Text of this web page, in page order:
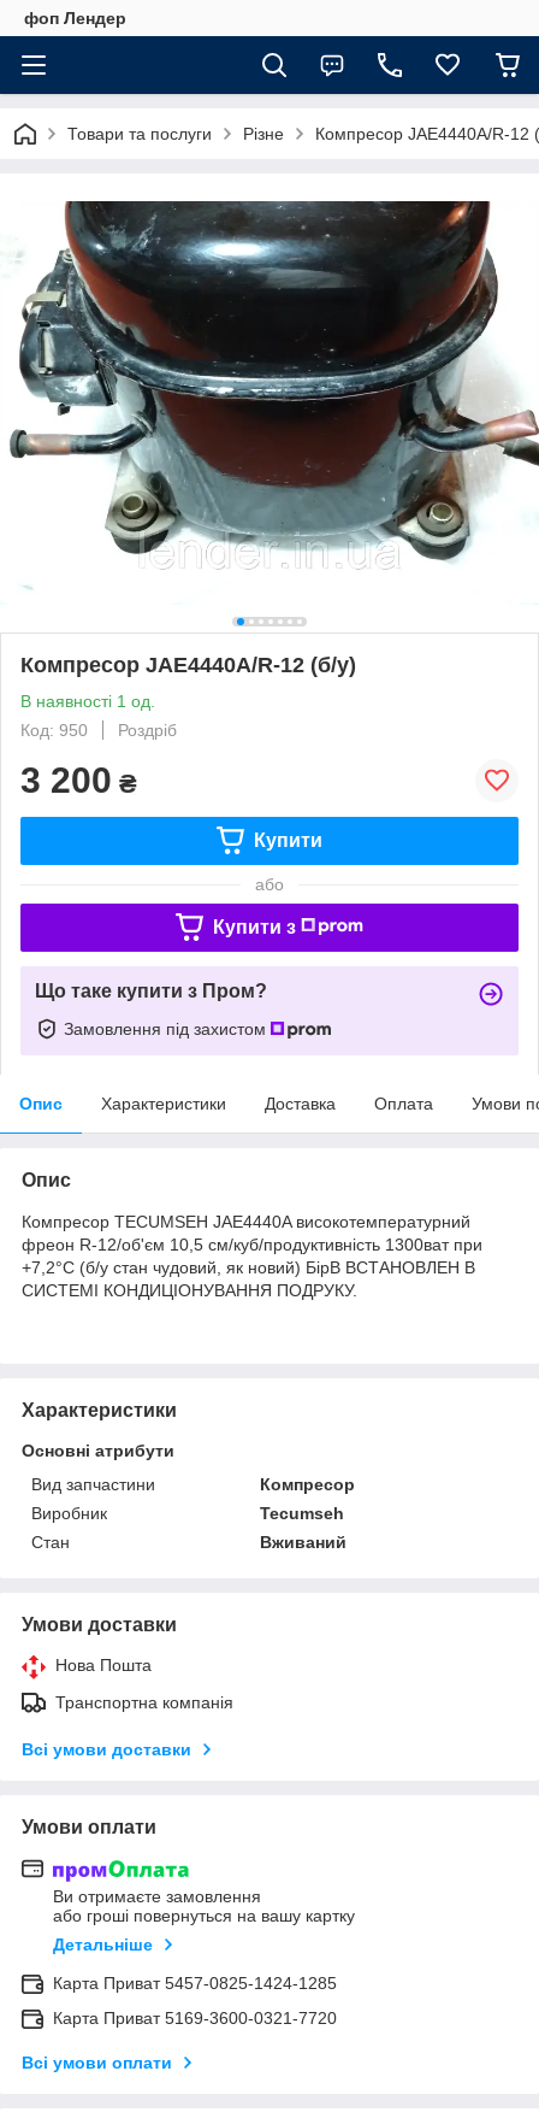
фоп Лендер
Товари та послуги Різне Компресор JAE4440A/R-12
Компресор JAE4440A/R-12 (б/у)
В наявності 1 од.
Код: 950
Роздріб
3 200 ₴
Купити
або
Купити з
Що таке купити з Пром?
Замовлення під захистом
Опис Характеристики Доставка Оплата Умови
Опис
Компресор TECUMSEH JAE4440A високотемпературний
фреон R-12/об'єм 10,5 см/куб/продуктивність 1300ват при
+7,2°С (б/у стан чудовий, як новий) БірВ ВСТАНОВЛЕН В
СИСТЕМІ КОНДИЦІОНУВАННЯ ПОДРУКУ.
Характеристики
Основні атрибути
Вид запчастини
Компресор
Виробник
Tecumseh
Стан
Вживаний
Умови доставки
Нова Пошта
Транспортна компанія
Всі умови доставки
Умови оплати
Ви отримаєте замовлення
або гроші повернуться на вашу картку
Детальніше
Карта Приват 5457-0825-1424-1285
Карта Приват 5169-3600-0321-7720
Всі умови оплати